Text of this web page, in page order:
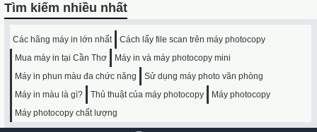
Tìm kiếm nhiều nhất
Các hãng máy in lớn nhất
Cách lấy file scan trên máy photocopy
Mua máy in tại Cần Thơ
Máy in và máy photocopy mini
Máy in phun màu đa chức năng
Sử dụng máy photo văn phòng
Máy in màu là gì?
Thủ thuật của máy photocopy
Máy photocopy
Máy photocopy chất lượng